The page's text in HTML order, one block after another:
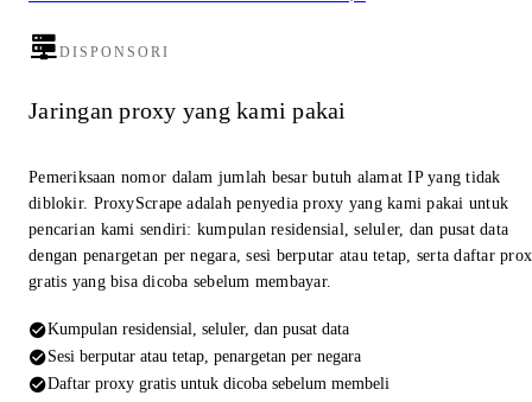
DISPONSORI
Jaringan proxy yang kami pakai
Pemeriksaan nomor dalam jumlah besar butuh alamat IP yang tidak
diblokir. ProxyScrape adalah penyedia proxy yang kami pakai untuk
pencarian kami sendiri: kumpulan residensial, seluler, dan pusat data
dengan penargetan per negara, sesi berputar atau tetap, serta daftar
gratis yang bisa dicoba sebelum membayar.
Kumpulan residensial, seluler, dan pusat data
Sesi berputar atau tetap, penargetan per negara
Daftar proxy gratis untuk dicoba sebelum membeli